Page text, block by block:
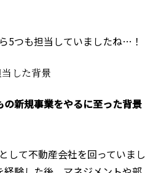
5つも担当していましたね…！
した背景
新規事業をやるに至った背景
して不動産会社を回っていまし